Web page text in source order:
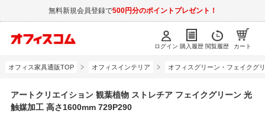
無料新規会員登録で500円分のポイントプレゼント！
ログイン 購入履歴 閲覧履歴 カート
オフィス家具通販TOP オフィスインテリア オフィスグリーン・フェイクグ
アートクリエイション 観葉植物 ストレチア フェイクグリーン 光
触媒加工 高さ1600mm 729P290